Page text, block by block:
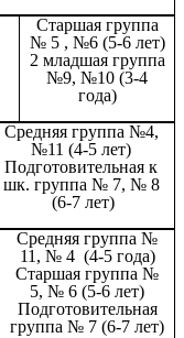
Старшая группа
№ 5 , №6 (5-6 лет)
2 младшая группа
№9, №10 (3-4
года)
Средняя группа №4,
№11 (4-5 лет)
Подготовительная к
шк. группа № 7, № 8
(6-7 лет)
Средняя группа №
11, № 4 (4-5 года)
Старшая группа №
5, № 6 (5-6 лет)
Подготовительная
группа № 7 (6-7 лет)